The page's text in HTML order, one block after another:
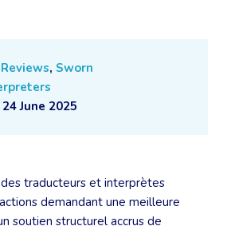
, Sworn
24 June 2025
traducteurs et interprètes
demandant une meilleure
soutien structurel accrus de